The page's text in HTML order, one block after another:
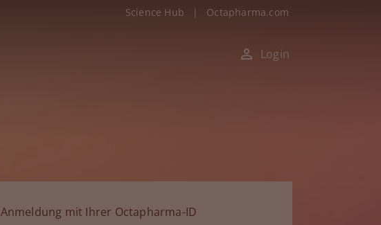
Science Hub | Octapharma.com
Login
Anmeldung mit Ihrer Octapharma-ID